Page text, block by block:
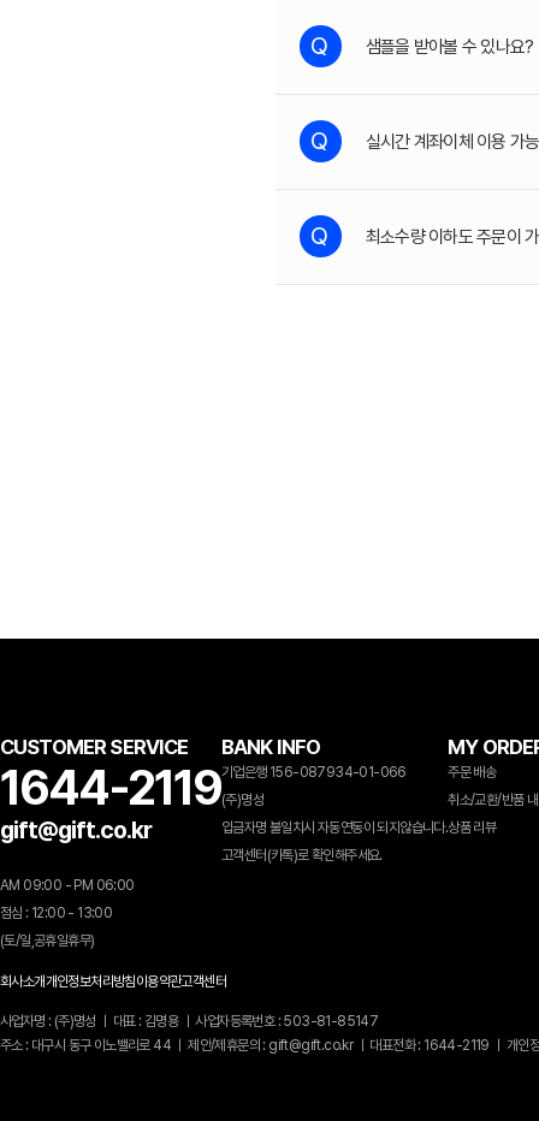
Q 샘플을 받아볼 수 있나요?
Q 실시간 계좌이체 이용 가
Q 최소수량 이하도 주문이
CUSTOMER SERVICE
1644-2119
gift@gift.co.kr
AM 09:00 - PM 06:00
점심 : 12:00 - 13:00
(토/일,공휴일휴무)
BANK INFO
기업은행 156-087934-01-066
(주)명성
입금자명 불일치시 자동연동이 되지않습니다.
고객센터(카톡)로 확인해주세요.
MY
주문 배송
취소/교환/반품
상품 리뷰
회사소개개인정보처리방침이용약관고객센터
사업자명 : (주)명성 ㅣ 대표 : 김명용 ㅣ 사업자등록번호 : 503-81-85147
주소 : 대구시 동구 이노밸리로 44 ㅣ 제안/제휴문의 : gift@gift.co.kr ㅣ 대표전화 : 1644-2119 ㅣ 개